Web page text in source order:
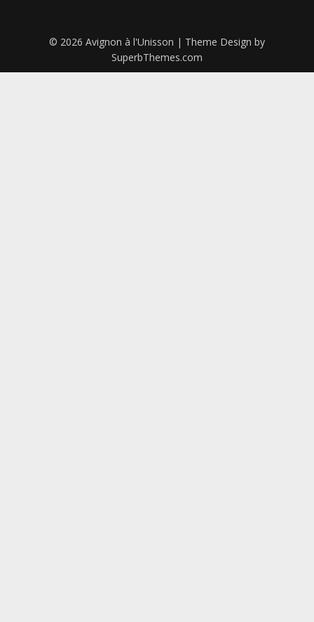
© 2026 Avignon à l'Unisson | Theme Design by
SuperbThemes.com